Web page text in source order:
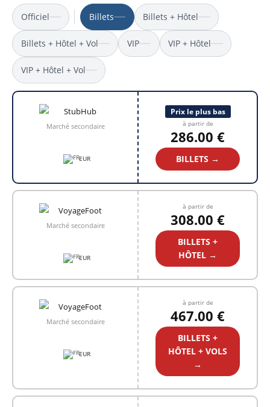
Officiel Billets Billets + Hôtel
Billets + Hôtel + Vol VIP VIP + Hôtel
VIP + Hôtel + Vol
Marché secondaire
EUR
Prix le plus bas
à partir de
286.00 €
BILLETS →
Marché secondaire
EUR
à partir de
308.00 €
BILLETS +
HÔTEL →
Marché secondaire
EUR
à partir de
467.00 €
BILLETS +
HÔTEL + VOLS
→